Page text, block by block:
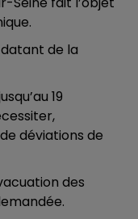
de la
19
déviations de
des